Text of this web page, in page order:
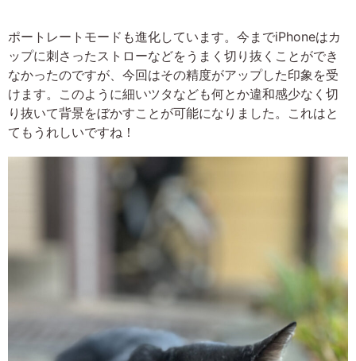
ポートレートモードも進化しています。今までiPhoneはカ
ップに刺さったストローなどをうまく切り抜くことができ
なかったのですが、今回はその精度がアップした印象を受
けます。このように細いツタなども何とか違和感少なく切
り抜いて背景をぼかすことが可能になりました。これはと
てもうれしいですね！